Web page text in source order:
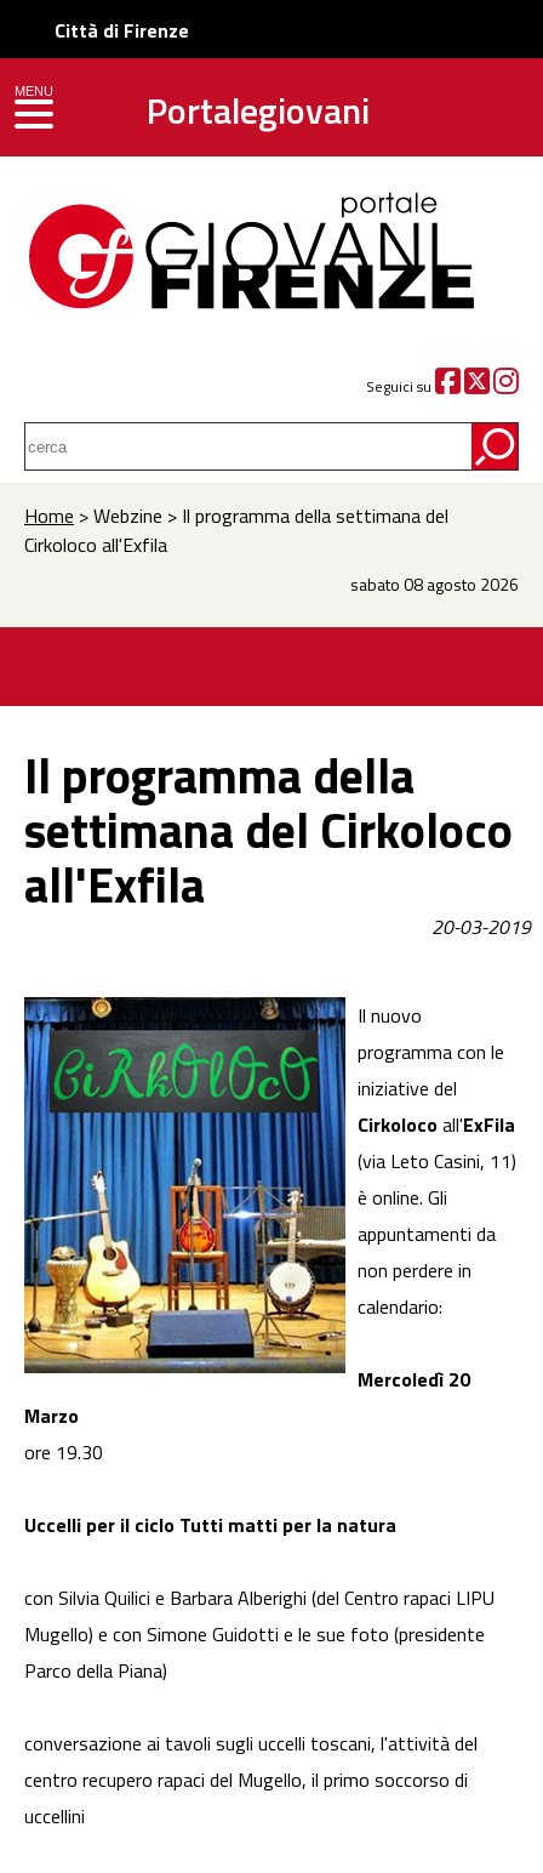
Città di Firenze
Portalegiovani
Seguici su
MENU
toggle navigation
Home > Webzine > Il programma della settimana del
Cirkoloco all'Exfila
sabato 08 agosto 2026
Il programma della
settimana del Cirkoloco
all'Exfila
20-03-2019
Il nuovo
programma con le
iniziative del
Cirkolocoall'ExFila
(via Leto Casini, 11)
è online. Gli
appuntamenti da
non perdere in
calendario:
Mercoledì 20
Marzo
ore 19.30
Uccelli per il ciclo Tutti matti per la natura
con Silvia Quilici e Barbara Alberighi (del Centro rapaci LIPU
Mugello) e con Simone Guidotti e le sue foto (presidente
Parco della Piana)
conversazione ai tavoli sugli uccelli toscani, l'attività del
centro recupero rapaci del Mugello, il primo soccorso di
uccellini